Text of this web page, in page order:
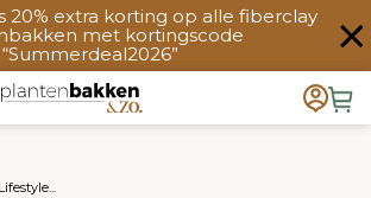
20% extra korting op alle fiberclay
met kortingscode
“Summerdeal2026”